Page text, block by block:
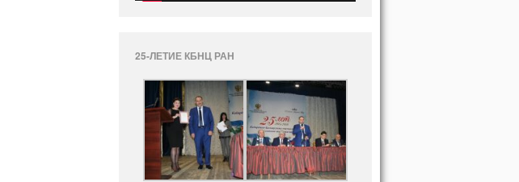
25-ЛЕТИЕ КБНЦ РАН